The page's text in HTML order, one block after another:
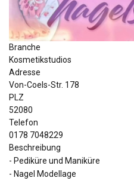
Branche
Kosmetikstudios
Adresse
Von-Coels-Str. 178
PLZ
52080
Telefon
0178 7048229
Beschreibung
- Pediküre und Maniküre
- Nagel Modellage